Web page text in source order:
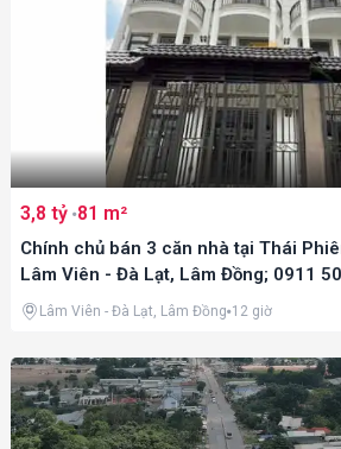
3,8 tỷ 81 m²
Chính chủ bán 3 căn nhà tại Thái
Lâm Viên - Đà Lạt, Lâm Đồng; 0911
Lâm Viên - Đà Lạt, Lâm Đồng 12 giờ